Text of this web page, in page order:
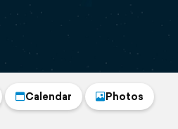
Calendar Photos